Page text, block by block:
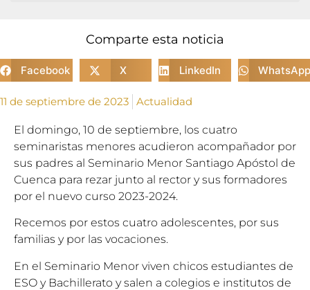
Comparte esta noticia
Facebook X LinkedIn WhatsApp
11 de septiembre de 2023 Actualidad
El domingo, 10 de septiembre, los cuatro
seminaristas menores acudieron acompañador por
sus padres al Seminario Menor Santiago Apóstol de
Cuenca para rezar junto al rector y sus formadores
por el nuevo curso 2023-2024.
Recemos por estos cuatro adolescentes, por sus
familias y por las vocaciones.
En el Seminario Menor viven chicos estudiantes de
ESO y Bachillerato y salen a colegios e institutos de